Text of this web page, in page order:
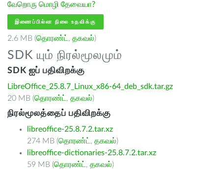
வேறொரு மொழி தேவையா?
இணைப்பில்லா நிலை உதவிக்கு
2.6 MB (தொரண்ட் , தகவல்)
SDK யும் நிரல்மூலமும்
SDK ஐப் பதிவிறக்கு
LibreOffice_25.8.7_Linux_x86-64_deb_sdk.tar.gz
20 MB (தொரண்ட் , தகவல்)
நிரல்மூலத்தைப் பதிவிறக்கு
libreoffice-25.8.7.2.tar.xz
274 MB (தொரண்ட் , தகவல்)
libreoffice-dictionaries-25.8.7.2.tar.xz
59 MB (தொரண்ட் , தகவல்)